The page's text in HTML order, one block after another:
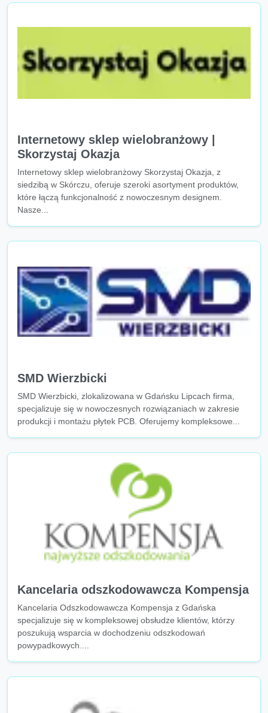
Internetowy sklep wielobranżowy |
Skorzystaj Okazja
Internetowy sklep wielobranżowy Skorzystaj Okazja, z
siedzibą w Skórczu, oferuje szeroki asortyment produktów,
które łączą funkcjonalność z nowoczesnym designem.
Nasze...
SMD Wierzbicki
SMD Wierzbicki, zlokalizowana w Gdańsku Lipcach firma,
specjalizuje się w nowoczesnych rozwiązaniach w zakresie
produkcji i montażu płytek PCB. Oferujemy kompleksowe...
Kancelaria odszkodowawcza Kompensja
Kancelaria Odszkodowawcza Kompensja z Gdańska
specjalizuje się w kompleksowej obsłudze klientów, którzy
poszukują wsparcia w dochodzeniu odszkodowań
powypadkowych....